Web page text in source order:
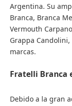
Argentina. Su
Branca, Branca
Vermouth
Grappa
marcas.
Fratelli Branca
Debido a la gran